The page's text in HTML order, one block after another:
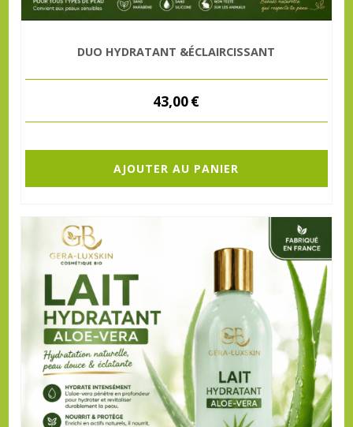
DUO HYDRATANT &ÉCLAIRCISSANT
43,00€
AJOUTER AU PANIER